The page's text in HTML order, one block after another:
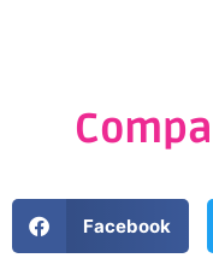
Facebook